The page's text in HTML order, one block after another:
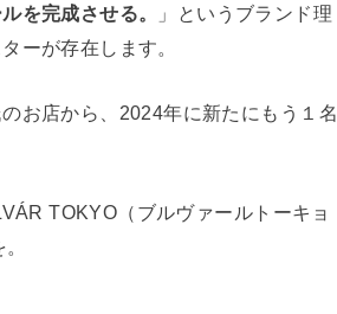
を完成させる。
」というブランド理
ーが存在します。
お店から、2024年に新たにもう１名
TOKYO（ブルヴァールトーキョ